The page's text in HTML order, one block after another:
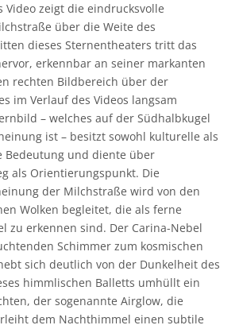
Video zeigt die eindrucksvolle
über die Weite des
dieses Sternentheaters tritt das
erkennbar an seiner markanten
rechten Bildbereich über der
im Verlauf des Videos langsam
– welches auf der Südhalbkugel
ist – besitzt sowohl kulturelle als
Bedeutung und diente über
als Orientierungspunkt. Die
der Milchstraße wird von den
Wolken begleitet, die als ferne
zu erkennen sind. Der Carina-Nebel
Schimmer zum kosmischen
sich deutlich von der Dunkelheit des
himmlischen Balletts umhüllt ein
der sogenannte Airglow, die
dem Nachthimmel einen subtile